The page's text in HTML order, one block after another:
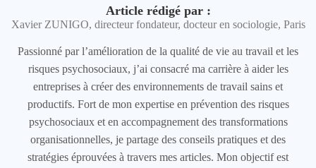
Article rédigé par :
Xavier ZUNIGO, directeur fondateur, docteur en sociologie, Paris
Passionné par l’amélioration de la qualité de vie au travail et les
risques psychosociaux, j’ai consacré ma carrière à aider les
entreprises à créer des environnements de travail sains et
productifs. Fort de mon expertise en prévention des risques
psychosociaux et en accompagnement des transformations
organisationnelles, je partage des conseils pratiques et des
stratégies éprouvées à travers mes articles. Mon objectif est